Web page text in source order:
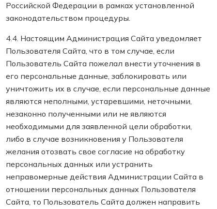
Российской Федерации в рамках установленной
законодательством процедуры.
4.4. Настоящим Администрация Сайта уведомляет
Пользователя Сайта, что в том случае, если
Пользователь Сайта пожелал внести уточнения в
его персональные данные, заблокировать или
уничтожить их в случае, если персональные данные
являются неполными, устаревшими, неточными,
незаконно полученными или не являются
необходимыми для заявленной цели обработки,
либо в случае возникновения у Пользователя
желания отозвать свое согласие на обработку
персональных данных или устранить
неправомерные действия Администрации Сайта в
отношении персональных данных Пользователя
Сайта, то Пользователь Сайта должен направить